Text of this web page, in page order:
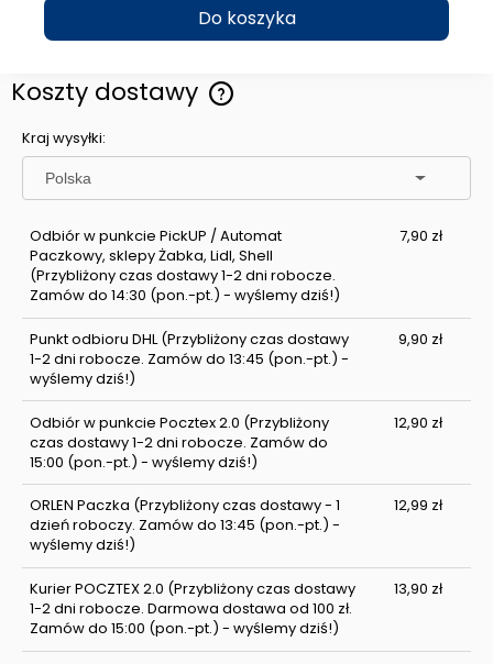
Do koszyka
Koszty dostawy
Cena nie zawiera ewentualnych kosztów płatności
Kraj wysyłki:
Odbiór w punkcie PickUP / Automat
Paczkowy, sklepy Żabka, Lidl, Shell
(Przybliżony czas dostawy 1-2 dni robocze.
Zamów do 14:30 (pon.-pt.) - wyślemy dziś!)
7,90 zł
Punkt odbioru DHL(Przybliżony czas dostawy
1-2 dni robocze. Zamów do 13:45 (pon.-pt.) -
wyślemy dziś!)
9,90 zł
Odbiór w punkcie Pocztex 2.0 (Przybliżony
czas dostawy 1-2 dni robocze. Zamów do
15:00 (pon.-pt.) - wyślemy dziś!)
12,90 zł
ORLEN Paczka (Przybliżony czas dostawy - 1
dzień roboczy. Zamów do 13:45 (pon.-pt.) -
wyślemy dziś!)
12,99 zł
Kurier POCZTEX 2.0 (Przybliżony czas dostawy
1-2 dni robocze. Darmowa dostawa od 100 zł.
Zamów do 15:00 (pon.-pt.) - wyślemy dziś!)
13,90 zł